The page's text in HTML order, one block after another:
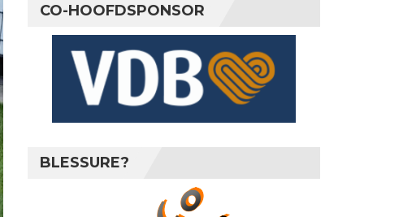
CO-HOOFDSPONSOR
BLESSURE?